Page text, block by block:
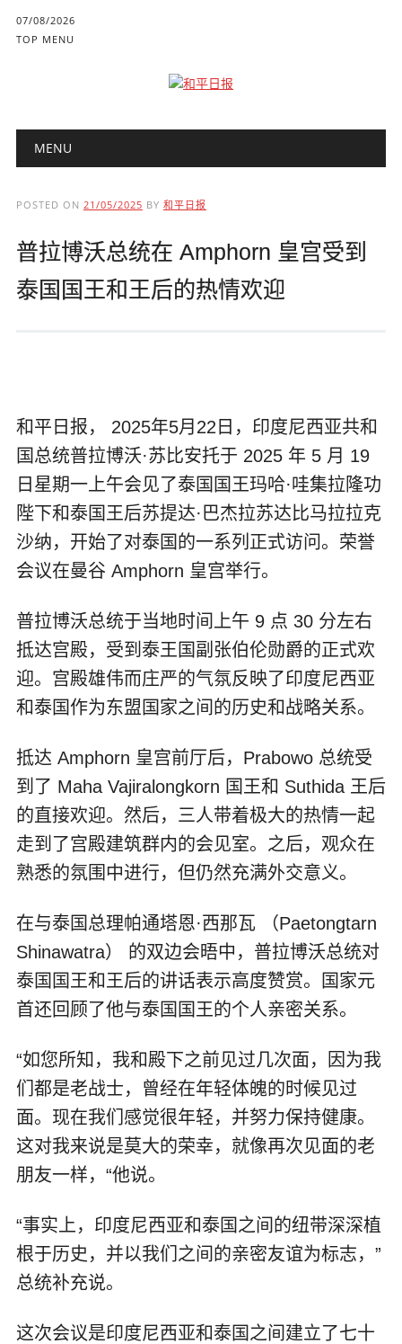
07/08/2026
TOP MENU
Main menu
MENU
POSTED ON 21/05/2025 BY 和平日报
普拉博沃总统在 Amphorn 皇宫受到
泰国国王和王后的热情欢迎
和平日报， 2025年5月22日，印度尼西亚共和
国总统普拉博沃·苏比安托于 2025 年 5 月 19
日星期一上午会见了泰国国王玛哈·哇集拉隆功
陛下和泰国王后苏提达·巴杰拉苏达比马拉拉克
沙纳，开始了对泰国的一系列正式访问。荣誉
会议在曼谷 Amphorn 皇宫举行。
普拉博沃总统于当地时间上午 9 点 30 分左右
抵达宫殿，受到泰王国副张伯伦勋爵的正式欢
迎。宫殿雄伟而庄严的气氛反映了印度尼西亚
和泰国作为东盟国家之间的历史和战略关系。
抵达 Amphorn 皇宫前厅后，Prabowo 总统受
到了 Maha Vajiralongkorn 国王和 Suthida 王后
的直接欢迎。然后，三人带着极大的热情一起
走到了宫殿建筑群内的会见室。之后，观众在
熟悉的氛围中进行，但仍然充满外交意义。
在与泰国总理帕通塔恩·西那瓦 （Paetongtarn
Shinawatra） 的双边会晤中，普拉博沃总统对
泰国国王和王后的讲话表示高度赞赏。国家元
首还回顾了他与泰国国王的个人亲密关系。
“如您所知，我和殿下之前见过几次面，因为我
们都是老战士，曾经在年轻体魄的时候见过
面。现在我们感觉很年轻，并努力保持健康。
这对我来说是莫大的荣幸，就像再次见面的老
朋友一样，“他说。
“事实上，印度尼西亚和泰国之间的纽带深深植
根于历史，并以我们之间的亲密友谊为标志，”
总统补充说。
这次会议是印度尼西亚和泰国之间建立了七十